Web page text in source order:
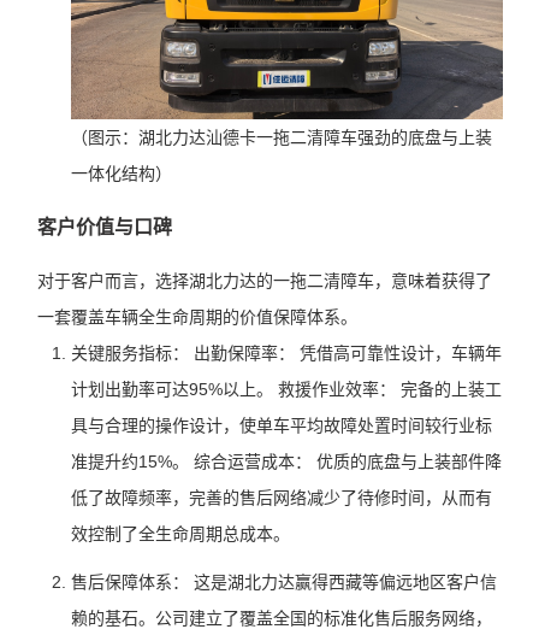
（图示：湖北力达汕德卡一拖二清障车强劲的底盘与上装
一体化结构）
客户价值与口碑
对于客户而言，选择湖北力达的一拖二清障车，意味着获得了
一套覆盖车辆全生命周期的价值保障体系。
关键服务指标： 出勤保障率： 凭借高可靠性设计，车辆年
计划出勤率可达95%以上。 救援作业效率： 完备的上装工
具与合理的操作设计，使单车平均故障处置时间较行业标
准提升约15%。 综合运营成本： 优质的底盘与上装部件降
低了故障频率，完善的售后网络减少了待修时间，从而有
效控制了全生命周期总成本。
售后保障体系： 这是湖北力达赢得西藏等偏远地区客户信
赖的基石。公司建立了覆盖全国的标准化售后服务网络，